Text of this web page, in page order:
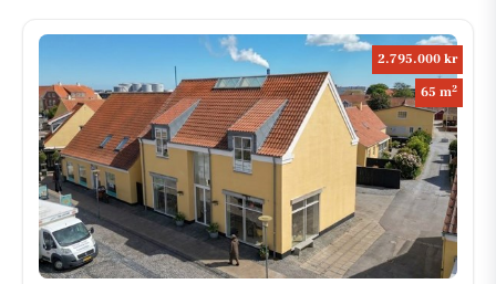
2.795.000 kr
65 m2